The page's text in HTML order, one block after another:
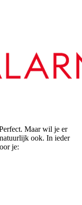
Maar wil je er
ook. In ieder
je: